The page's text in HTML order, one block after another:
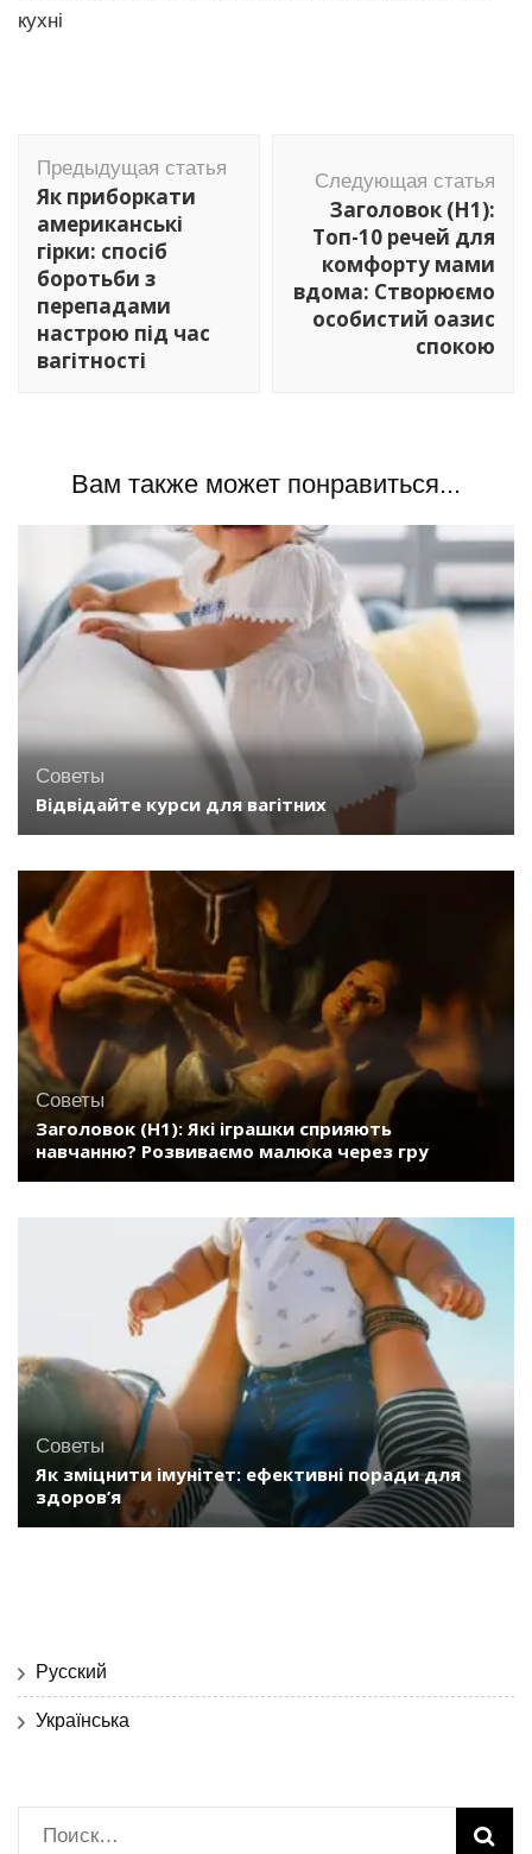
кухні
по
записям
Предыдущая статья
Як приборкати
американські
гірки: спосіб
боротьби з
перепадами
настрою під час
вагітності
Следующая статья
Заголовок (H1):
Топ-10 речей для
комфорту мами
вдома: Створюємо
особистий оазис
спокою
Вам также может понравиться...
Советы
Відвідайте курси для вагітних
Советы
Заголовок (H1): Які іграшки сприяють
навчанню? Розвиваємо малюка через гру
Советы
Як зміцнити імунітет: ефективні поради для
здоров’я
Русский
Українська
Найти: